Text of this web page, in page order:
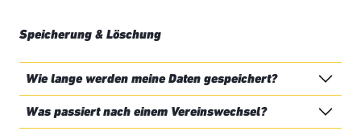
Speicherung & Löschung
Wie lange werden meine Daten gespeichert?
Was passiert nach einem Vereinswechsel?